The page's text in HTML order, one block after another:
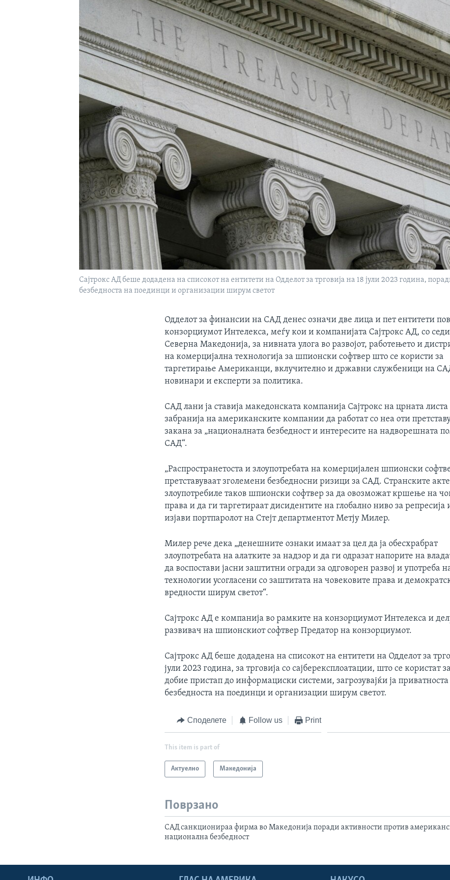
Сајтрокс АД беше додадена на списокот на ентитети на Одделот за трговија на 18 јули 2023 година,
безбедноста на поединци и организации ширум светот
Одделот за финансии на САД денес означи две лица и пет ентитети
конзорциумот Интелекса, меѓу кои и компанијата Сајтрокс АД, со
Северна Македонија, за нивната улога во развојот, работењето и
на комерцијална технологија за шпионски софтвер што се користи за
таргетирање Американци, вклучително и државни службеници на
новинари и експерти за политика.
САД лани ја ставија македонската компанија Сајтрокс на црната
забранија на американските компании да работат со неа оти
закана за „националната безбедност и интересите на надворешната
САД“.
„Распространетоста и злоупотребата на комерцијален шпионски
претставуваат зголемени безбедносни ризици за САД. Странските
злоупотребиле таков шпионски софтвер за да овозможат кршење на
права и да ги таргетираат дисидентите на глобално ниво за репресија
изјави портпаролот на Стејт департментот Метју Милер.
Милер рече дека „денешните ознаки имаат за цел да ја обесхрабрат
злоупотребата на алатките за надзор и да ги одразат напорите на
да воспостави јасни заштитни огради за одговорен развој и употреба
технологии усогласени со заштитата на човековите права и
вредности ширум светот“.
Сајтрокс АД е компанија во рамките на конзорциумот Интелекса и
развивач на шпионскиот софтвер Предатор на конзорциумот.
Сајтрокс АД беше додадена на списокот на ентитети на Одделот за
јули 2023 година, за трговија со сајберексплоатации, што се користат
добие пристап до информациски системи, загрозувајќи ја
безбедноста на поединци и организации ширум светот.
Споделете Follow us Print
This item is part of
Актуелно Македонија
Поврзано
САД санкционираа фирма во Македонија поради активности против
национална безбедност